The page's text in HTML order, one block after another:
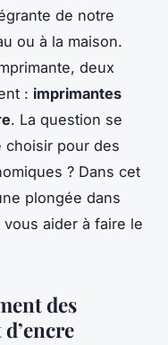
de notre
ou à la maison.
deux
: imprimantes
. La question se
choisir pour des
? Dans cet
plongée dans
vous aider à faire le
des